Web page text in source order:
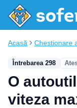
Acasă Chestionare
Întrebarea 298
O
viteza